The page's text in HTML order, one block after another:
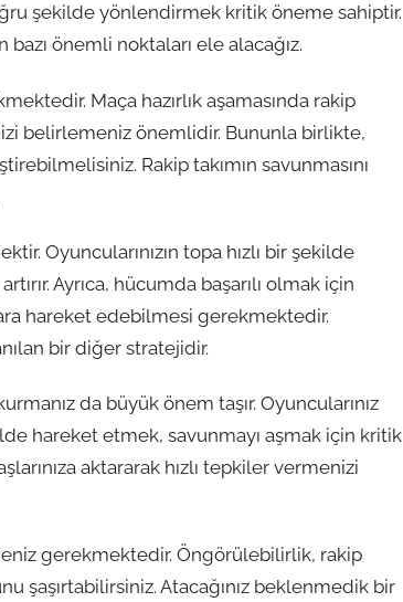
şekilde yönlendirmek kritik öneme sahiptir.
önemli noktaları ele alacağız.
Maça hazırlık aşamasında rakip
belirlemeniz önemlidir. Bununla birlikte,
Rakip takımın savunmasını
Oyuncularınızın topa hızlı bir şekilde
Ayrıca, hücumda başarılı olmak için
hareket edebilmesi gerekmektedir.
bir diğer stratejidir.
da büyük önem taşır. Oyuncularınız
hareket etmek, savunmayı aşmak için kritik
aktararak hızlı tepkiler vermenizi
gerekmektedir. Öngörülebilirlik, rakip
şaşırtabilirsiniz. Atacağınız beklenmedik bir